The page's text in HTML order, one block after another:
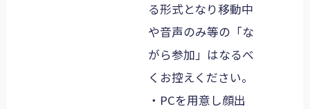
る形式となり移動中
や音声のみ等の「な
がら参加」はなるべ
くお控えください。
・PCを用意し顔出